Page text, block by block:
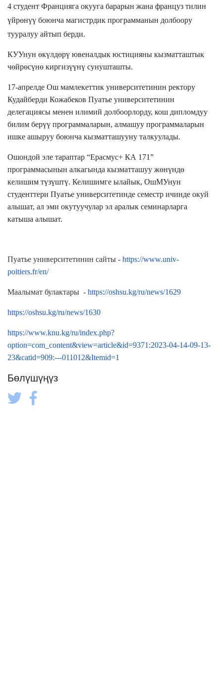
4 студент Францияга окууга барарын жана француз тилин
үйрөнүү боюнча магистрдик программанын долбоору
тууралуу айтып берди.
КУУнун өкүлдөрү ювеналдык юстицияны кызматташтык
чөйрөсүнө киргизүүнү сунушташты.
17-апрелде Ош мамлекеттик университетинин ректору
Кудайберди Кожабеков Пуатье университетинин
делегациясы менен илимий долбоорлорду, кош дипломдуу
билим берүү программаларын, алмашуу программаларын
ишке ашыруу боюнча кызматташууну талкуулады.
Ошондой эле тараптар “Ерасмус+ КА 171”
программасынын алкагында кызматташуу жөнүндө
келишим түзүштү. Келишимге ылайык, ОшМУнун
студенттери Пуатье университетинде семестр ичинде окуй
алышат, ал эми окутуучулар эл аралык семинарларга
катыша алышат.
Пуатье университетинин сайты - https://www.univ-
poitiers.fr/en/
Маалымат булактары - https://oshsu.kg/ru/news/1629
https://oshsu.kg/ru/news/1630
https://www.knu.kg/ru/index.php?
option=com_content&view=article&id=9371:2023-04-14-09-13-
23&catid=909:---011012&Itemid=1
Бөлүшүңүз